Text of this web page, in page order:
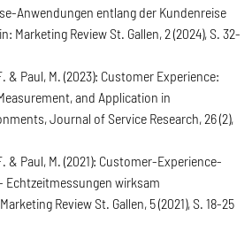
Anwendungen entlang der Kundenreise
Marketing Review St. Gallen, 2 (2024), S. 32-
& Paul, M. (2023): Customer Experience:
and Application in
Journal of Service Research, 26 (2),
& Paul, M. (2021): Customer-Experience-
Echtzeitmessungen wirksam
Review St. Gallen, 5 (2021), S. 18-25